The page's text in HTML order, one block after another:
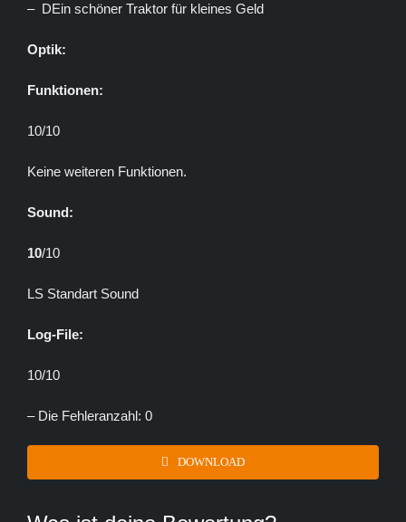
– DEin schöner Traktor für kleines Geld
Optik:
Funktionen:
10/10
Keine weiteren Funktionen.
Sound:
10/10
LS Standart Sound
Log-File:
10/10
– Die Fehleranzahl: 0
DOWNLOAD